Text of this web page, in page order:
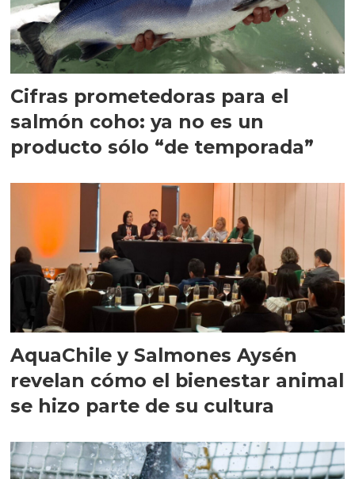
Cifras prometedoras para el
salmón coho: ya no es un
producto sólo “de temporada”
AquaChile y Salmones Aysén
revelan cómo el bienestar animal
se hizo parte de su cultura